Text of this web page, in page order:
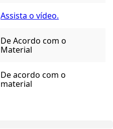
Assista o vídeo.
De Acordo com o
Material
De acordo com o
material